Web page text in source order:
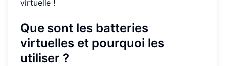
virtuelle !
Que sont les batteries
virtuelles et pourquoi les
utiliser ?